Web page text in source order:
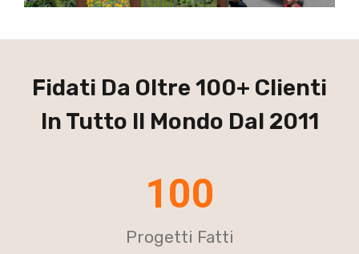
Fidati Da Oltre 100+ Clienti
In Tutto Il Mondo Dal 2011
100
Progetti Fatti